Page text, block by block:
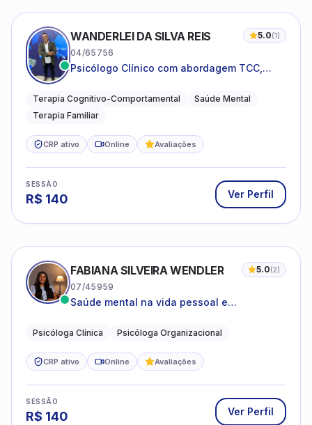
WANDERLEI DA SILVA REIS 5.0(1)
04/65756
Psicólogo Clínico com abordagem TCC,
sistêmica
Terapia Cognitivo-Comportamental
Saúde Mental
Terapia Familiar
CRP ativo Online Avaliações
SESSÃO
R$ 140 Ver Perfil
FABIANA SILVEIRA WENDLER 5.0(2)
07/45959
Saúde mental na vida pessoal e
Psicóloga Clínica Psicóloga Organizacional
CRP ativo Online Avaliações
SESSÃO
R$ 140 Ver Perfil